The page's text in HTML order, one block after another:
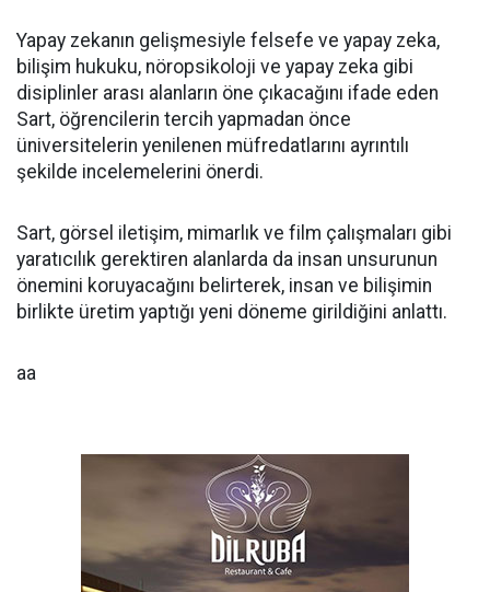
Yapay zekanın gelişmesiyle felsefe ve yapay zeka,
bilişim hukuku, nöropsikoloji ve yapay zeka gibi
disiplinler arası alanların öne çıkacağını ifade eden
Sart, öğrencilerin tercih yapmadan önce
üniversitelerin yenilenen müfredatlarını ayrıntılı
şekilde incelemelerini önerdi.
Sart, görsel iletişim, mimarlık ve film çalışmaları gibi
yaratıcılık gerektiren alanlarda da insan unsurunun
önemini koruyacağını belirterek, insan ve bilişimin
birlikte üretim yaptığı yeni döneme girildiğini anlattı.
aa